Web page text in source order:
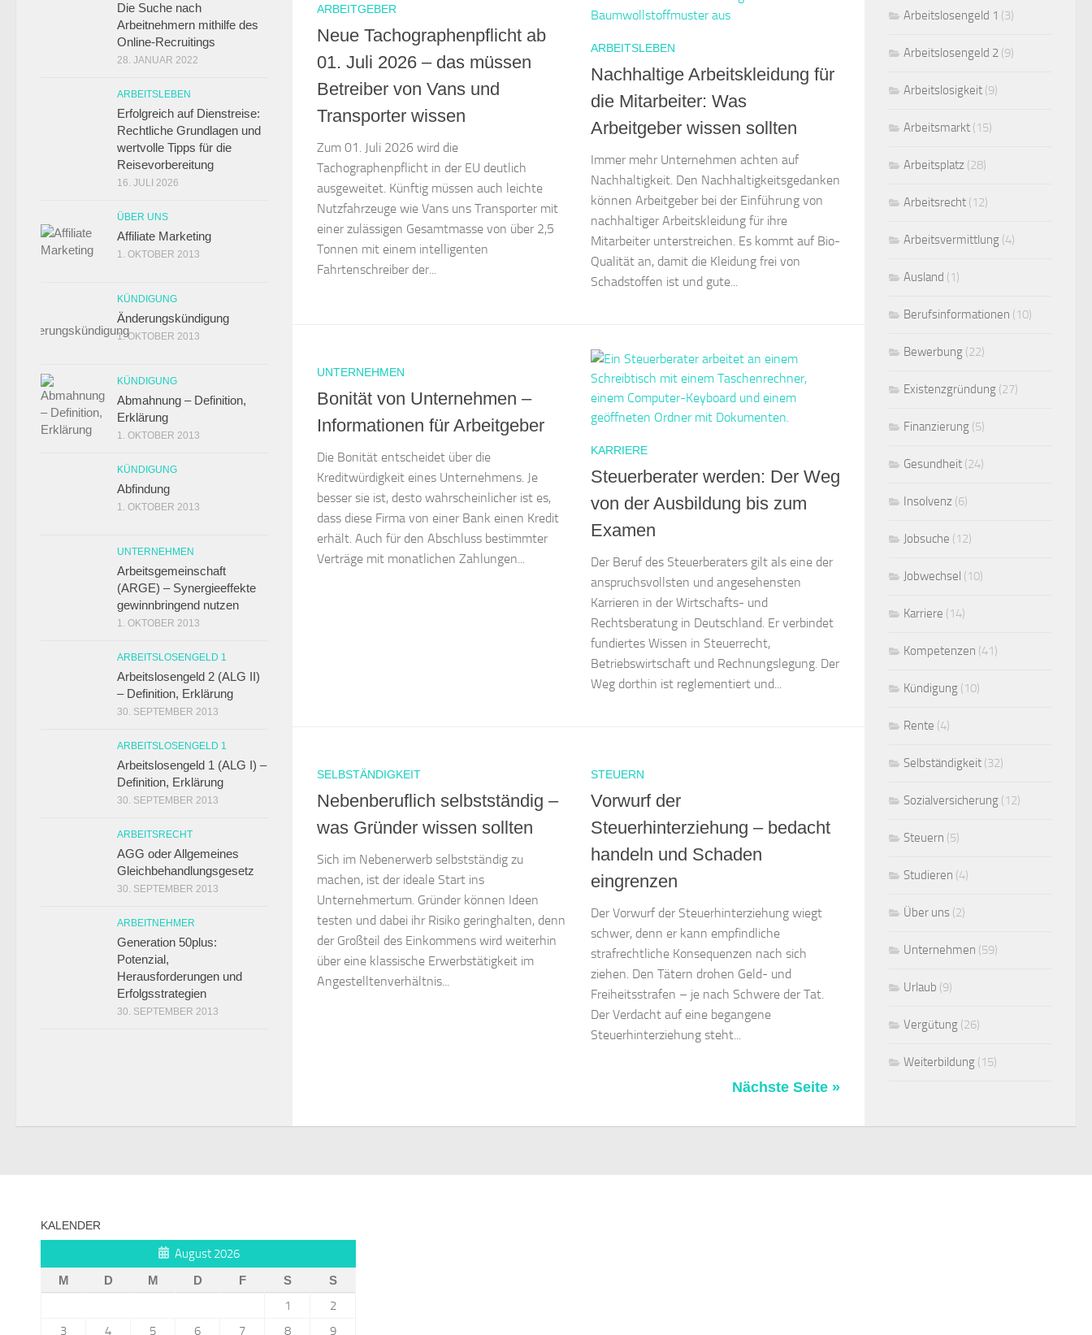
ARBEITGEBER
Neue Tachographenpflicht ab
01. Juli 2026 – das müssen
Betreiber von Vans und
Transporter wissen
Zum 01. Juli 2026 wird die
Tachographenpflicht in der EU deutlich
ausgeweitet. Künftig müssen auch leichte
Nutzfahrzeuge wie Vans uns Transporter mit
einer zulässigen Gesamtmasse von über 2,5
Tonnen mit einem intelligenten
Fahrtenschreiber der...
ARBEITSLEBEN
Nachhaltige Arbeitskleidung für
die Mitarbeiter: Was
Arbeitgeber wissen sollten
Immer mehr Unternehmen achten auf
Nachhaltigkeit. Den Nachhaltigkeitsgedanken
können Arbeitgeber bei der Einführung von
nachhaltiger Arbeitskleidung für ihre
Mitarbeiter unterstreichen. Es kommt auf Bio-
Qualität an, damit die Kleidung frei von
Schadstoffen ist und gute...
UNTERNEHMEN
Bonität von Unternehmen –
Informationen für Arbeitgeber
Die Bonität entscheidet über die
Kreditwürdigkeit eines Unternehmens. Je
besser sie ist, desto wahrscheinlicher ist es,
dass diese Firma von einer Bank einen Kredit
erhält. Auch für den Abschluss bestimmter
Verträge mit monatlichen Zahlungen...
KARRIERE
Steuerberater werden: Der Weg
von der Ausbildung bis zum
Examen
Der Beruf des Steuerberaters gilt als eine der
anspruchsvollsten und angesehensten
Karrieren in der Wirtschafts- und
Rechtsberatung in Deutschland. Er verbindet
fundiertes Wissen in Steuerrecht,
Betriebswirtschaft und Rechnungslegung. Der
Weg dorthin ist reglementiert und...
SELBSTÄNDIGKEIT
Nebenberuflich selbstständig –
was Gründer wissen sollten
Sich im Nebenerwerb selbstständig zu
machen, ist der ideale Start ins
Unternehmertum. Gründer können Ideen
testen und dabei ihr Risiko geringhalten, denn
der Großteil des Einkommens wird weiterhin
über eine klassische Erwerbstätigkeit im
Angestelltenverhältnis...
STEUERN
Vorwurf der
Steuerhinterziehung – bedacht
handeln und Schaden
eingrenzen
Der Vorwurf der Steuerhinterziehung wiegt
schwer, denn er kann empfindliche
strafrechtliche Konsequenzen nach sich
ziehen. Den Tätern drohen Geld- und
Freiheitsstrafen – je nach Schwere der Tat.
Der Verdacht auf eine begangene
Steuerhinterziehung steht...
Nächste Seite »
Die Suche nach
Arbeitnehmern mithilfe des
Online-Recruitings
28. JANUAR 2022
ARBEITSLEBEN
Erfolgreich auf Dienstreise:
Rechtliche Grundlagen und
wertvolle Tipps für die
Reisevorbereitung
16. JULI 2026
ÜBER UNS
Affiliate Marketing
1. OKTOBER 2013
KÜNDIGUNG
Änderungskündigung
1. OKTOBER 2013
KÜNDIGUNG
Abmahnung – Definition,
Erklärung
1. OKTOBER 2013
KÜNDIGUNG
Abfindung
1. OKTOBER 2013
UNTERNEHMEN
Arbeitsgemeinschaft
(ARGE) – Synergieeffekte
gewinnbringend nutzen
1. OKTOBER 2013
ARBEITSLOSENGELD 1
Arbeitslosengeld 2 (ALG II)
– Definition, Erklärung
30. SEPTEMBER 2013
ARBEITSLOSENGELD 1
Arbeitslosengeld 1 (ALG I) –
Definition, Erklärung
30. SEPTEMBER 2013
ARBEITSRECHT
AGG oder Allgemeines
Gleichbehandlungsgesetz
30. SEPTEMBER 2013
ARBEITNEHMER
Generation 50plus:
Potenzial,
Herausforderungen und
Erfolgsstrategien
30. SEPTEMBER 2013
Arbeitslosengeld 1 (3)
Arbeitslosengeld 2 (9)
Arbeitslosigkeit (9)
Arbeitsmarkt (15)
Arbeitsplatz (28)
Arbeitsrecht (12)
Arbeitsvermittlung (4)
Ausland (1)
Berufsinformationen (10)
Bewerbung (22)
Existenzgründung (27)
Finanzierung (5)
Gesundheit (24)
Insolvenz (6)
Jobsuche (12)
Jobwechsel (10)
Karriere (14)
Kompetenzen (41)
Kündigung (10)
Rente (4)
Selbständigkeit (32)
Sozialversicherung (12)
Steuern (5)
Studieren (4)
Über uns (2)
Unternehmen (59)
Urlaub (9)
Vergütung (26)
Weiterbildung (15)
KALENDER
August 2026
M D M D F S S
1
2
3
4 5 6 7 8 9